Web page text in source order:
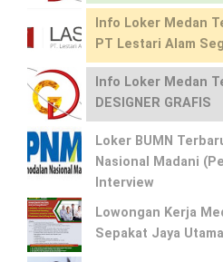
Info Loker Medan
PT Lestari Alam
Info Loker Medan
DESIGNER GRAFIS
Loker BUMN
Nasional Madani
Interview
Lowongan Kerja
Sepakat Jaya